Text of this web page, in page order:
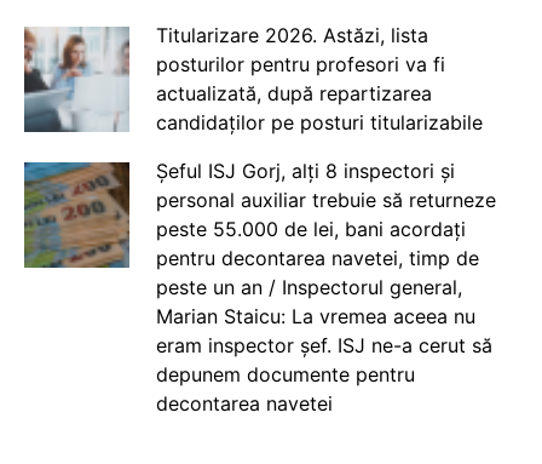
Titularizare 2026. Astăzi, lista
posturilor pentru profesori va fi
actualizată, după repartizarea
candidaților pe posturi titularizabile
Șeful ISJ Gorj, alți 8 inspectori și
personal auxiliar trebuie să returneze
peste 55.000 de lei, bani acordați
pentru decontarea navetei, timp de
peste un an / Inspectorul general,
Marian Staicu: La vremea aceea nu
eram inspector șef. ISJ ne-a cerut să
depunem documente pentru
decontarea navetei